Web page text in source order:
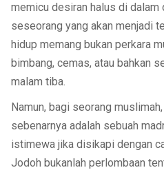
memicu desiran halus di dalam
seseorang yang akan menjadi
hidup memang bukan perkara
bimbang, cemas, atau bahkan
malam tiba.
Namun, bagi seorang
sebenarnya adalah sebuah
istimewa jika disikapi dengan
Jodoh bukanlah perlombaan